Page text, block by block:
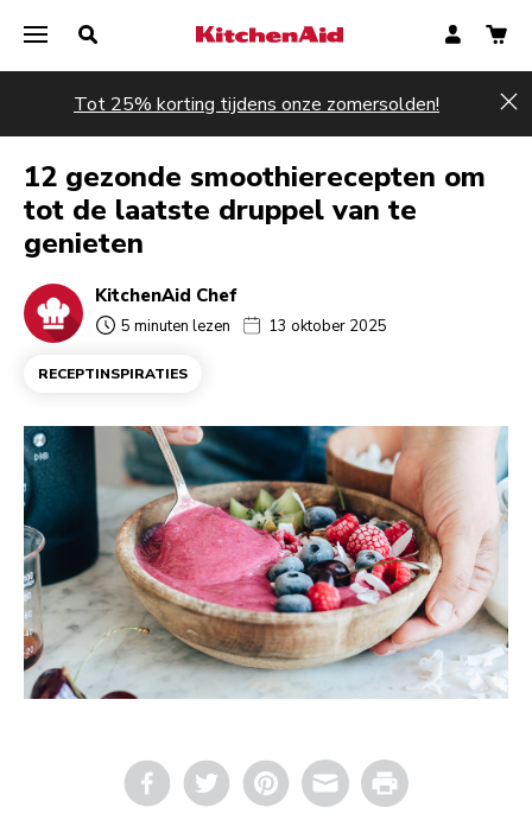
Tot 25% korting tijdens onze zomersolden!
12 gezonde smoothierecepten om
tot de laatste druppel van te
genieten
KitchenAid Chef
5 minuten lezen 13 oktober 2025
RECEPTINSPIRATIES
Email Print